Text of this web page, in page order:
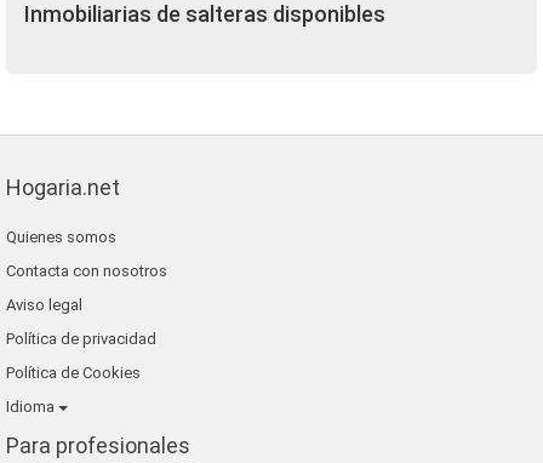
Inmobiliarias de salteras disponibles
Hogaria.net
Quienes somos
Contacta con nosotros
Aviso legal
Política de privacidad
Política de Cookies
Idioma
Para profesionales